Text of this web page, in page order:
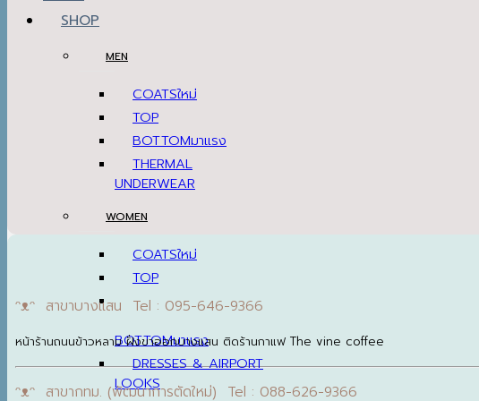
SHOP
MEN
COATS
TOP
BOTTOM
THERMAL
UNDERWEAR
WOMEN
COATS
TOP
BOTTOM
DRESSES & AIRPORT
LOOKS
ᵔᴥᵔ สาขาบางแสน Tel : 095-646-9366
หน้าร้านถนนข้าวหลาม ฝั่งขาออกบางแสน ติดร้านกาแฟ The vine coffee
ᵔᴥᵔ สาขากทม. (พัฒนาการตัดใหม่) Tel : 088-626-9366